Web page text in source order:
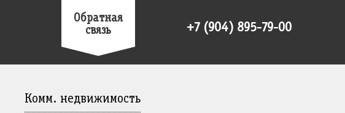
Обратная
связь
+7 (904) 895-79-00
Комм. недвижимость